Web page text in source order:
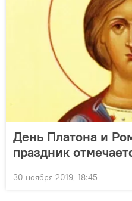
День Платона и
праздник
30 ноября 2019, 18:45